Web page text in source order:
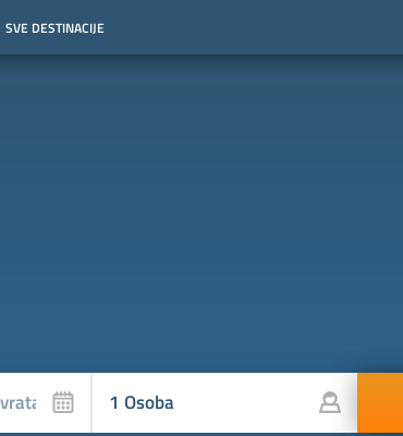
SVE DESTINACIJE